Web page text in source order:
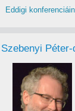
Eddigi
Szebenyi Péter-